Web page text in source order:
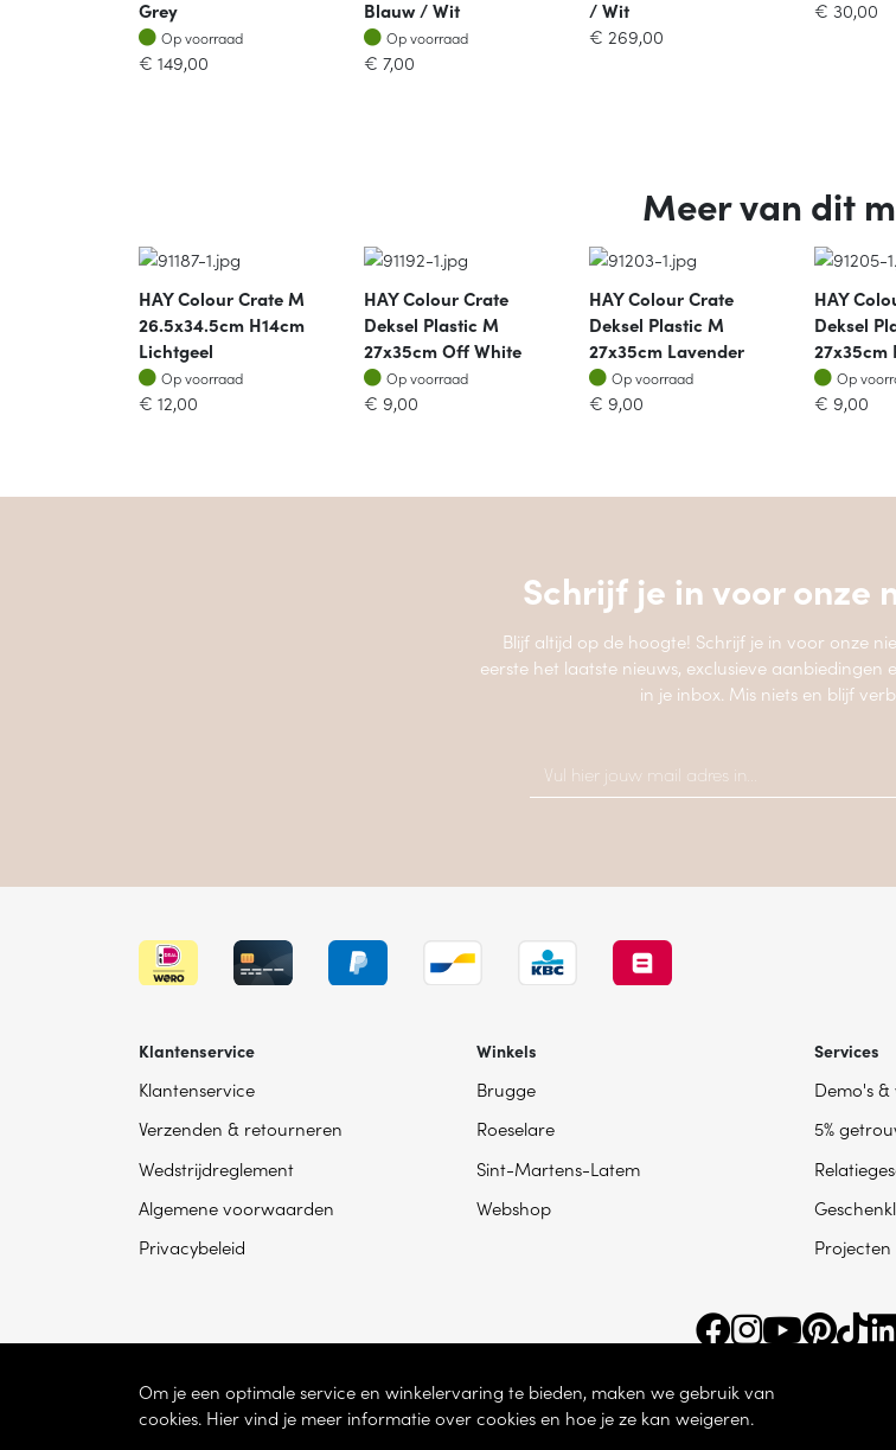
Grey
Op voorraad
Op voorraad
€ 149,00
Blauw / Wit
Op voorraad
Op voorraad
€ 7,00
/ Wit
€ 269,00
€ 30,00
Meer van dit
HAY Colour Crate M
26.5x34.5cm H14cm
Lichtgeel
Op voorraad
Op voorraad
€ 12,00
HAY Colour Crate
Deksel Plastic M
27x35cm Off White
Op voorraad
Op voorraad
€ 9,00
HAY Colour Crate
Deksel Plastic M
27x35cm Lavender
Op voorraad
Op voorraad
€ 9,00
HAY
Deksel
27x35cm
Op
Op
€ 9,00
Schrijf je in voor onze
Blijf altijd op de hoogte! Schrijf je in voor onze
eerste het laatste nieuws, exclusieve aanbiedingen
in je inbox. Mis niets en blijf
Klantenservice
Klantenservice
Verzenden & retourneren
Wedstrijdreglement
Algemene voorwaarden
Privacybeleid
Winkels
Brugge
Roeselare
Sint-Martens-Latem
Webshop
Services
Demo's
5%
Projecten
© 2026 - Dhondt Interieur NV – Ondernemingsnummer BE 0865 787 950 – Torhoutsesteenweg
Om je een optimale service en winkelervaring te bieden, maken we gebruik van
cookies. Hier vind je meer informatie over cookies en hoe je ze kan weigeren.